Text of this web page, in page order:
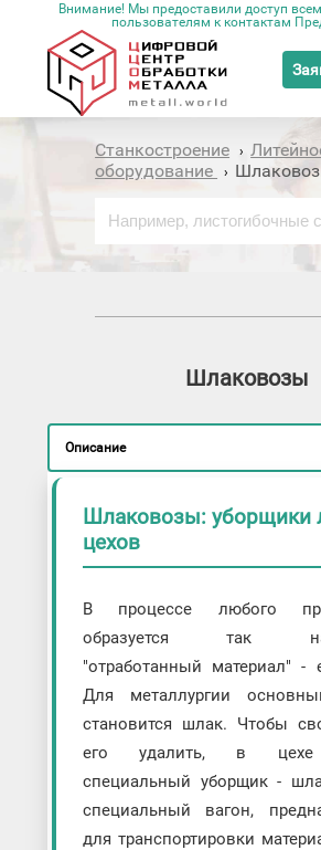
Внимание! Мы предоставили доступ
пользователям к контактам
Станкостроение ›
оборудование
›
Шлаковозы
Описание
Шлаковозы: уборщики
цехов
В процессе любого
образуется так
"отработанный материал" -
Для металлургии
становится шлак. Чтобы
его удалить, в цехе
специальный уборщик -
специальный вагон,
для транспортировки